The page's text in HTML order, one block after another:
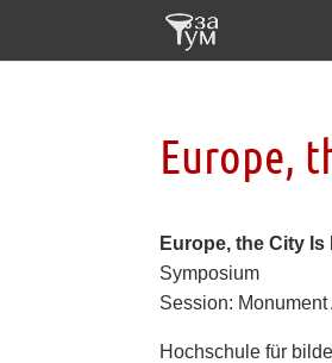
Europe,
Europe, the City
Symposium
Session:
Hochschule für